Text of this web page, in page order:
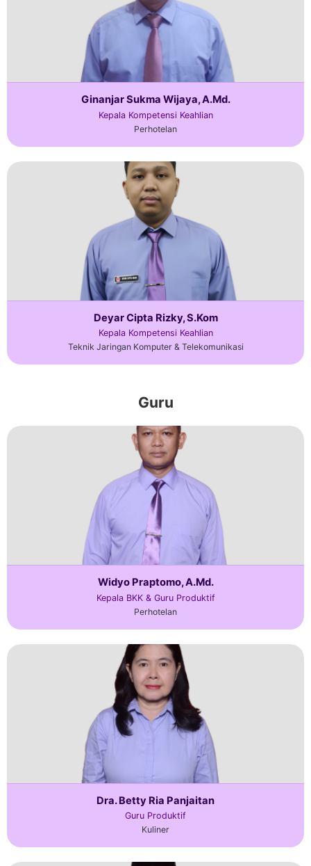
Ginanjar Sukma Wijaya, A.Md.
Kepala Kompetensi Keahlian
Perhotelan
Deyar Cipta Rizky, S.Kom
Kepala Kompetensi Keahlian
Teknik Jaringan Komputer & Telekomunikasi
Guru
Widyo Praptomo, A.Md.
Kepala BKK & Guru Produktif
Perhotelan
Dra. Betty Ria Panjaitan
Guru Produktif
Kuliner